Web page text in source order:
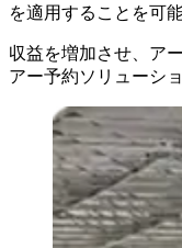
を適用することを可
収益を増加させ、ア
アー予約ソリューシ